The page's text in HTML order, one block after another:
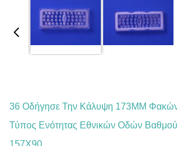
36 Οδήγησε Την Κάλυψη 173MM
Τύπος Ενότητας Εθνικών Οδών
157X90